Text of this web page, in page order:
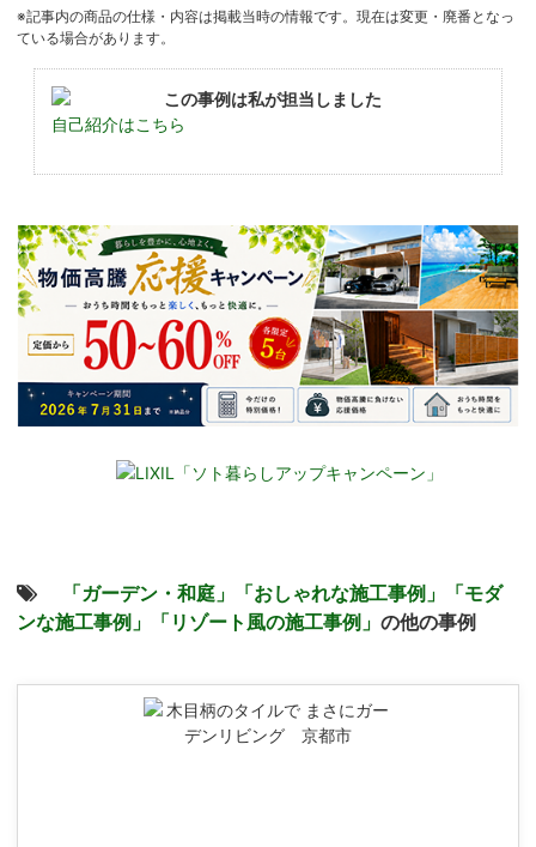
※記事内の商品の仕様・内容は掲載当時の情報です。現在は変更・廃番となっ
ている場合があります。
この事例は私が担当しました
自己紹介はこちら
「ガーデン・和庭」 「おしゃれな施工事例」
「モダ
ンな施工事例」
「リゾート風の施工事例」 の他の事例